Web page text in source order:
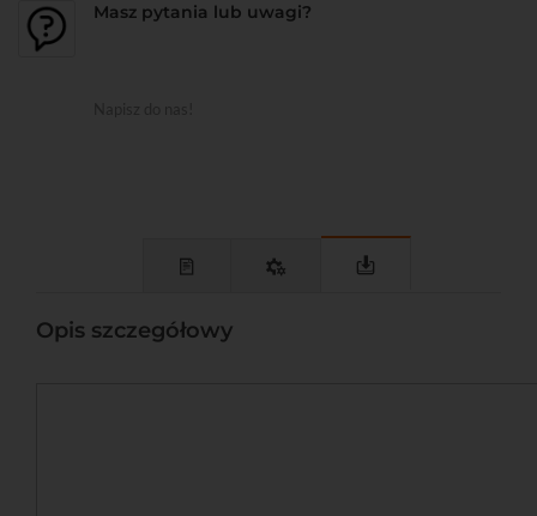
Masz pytania lub uwagi?
Opis szczegółowy